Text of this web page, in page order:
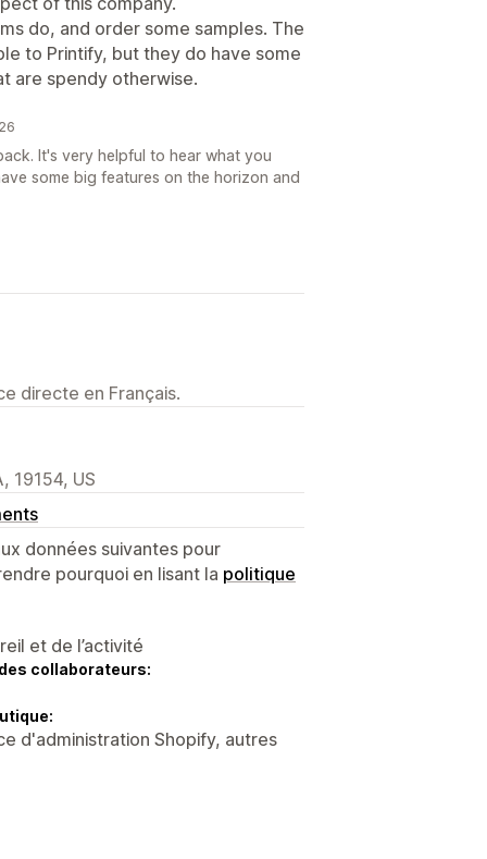
do, and order some samples. The
to Printify, but they do have some
are spendy otherwise.
It's very helpful to hear what you
some big features on the horizon and
directe en Français.
19154, US
données suivantes pour
pourquoi en lisant la politique
et de l’activité
collaborateurs:
d'administration Shopify, autres